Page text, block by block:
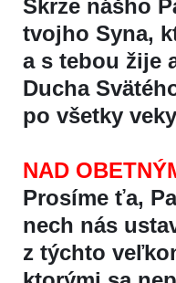
Skrze nášho
tvojho Syna,
a s tebou žije
Ducha
po všetky
NAD
Prosíme ťa,
nech nás
z týchto